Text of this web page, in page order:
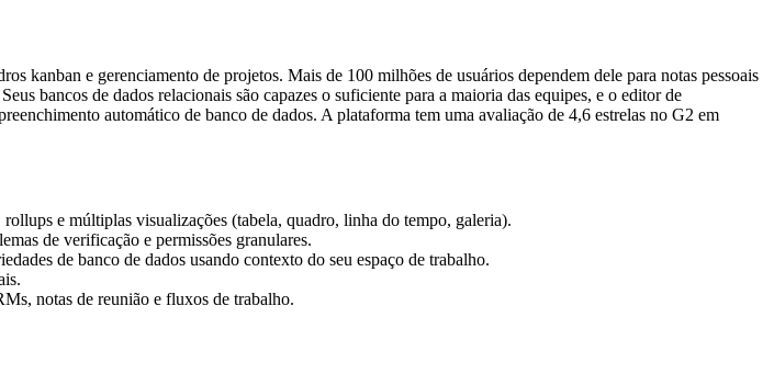
kanban e gerenciamento de projetos. Mais de 100 milhões de usuários dependem dele para notas pessoais
bancos de dados relacionais são capazes o suficiente para a maioria das equipes, e o editor de
automático de banco de dados. A plataforma tem uma avaliação de 4,6 estrelas no G2 em
e múltiplas visualizações (tabela, quadro, linha do tempo, galeria).
de verificação e permissões granulares.
de banco de dados usando contexto do seu espaço de trabalho.
notas de reunião e fluxos de trabalho.